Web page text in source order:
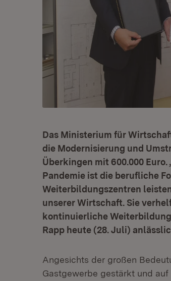
Das Ministerium für
die Modernisierung und
Überkingen mit 600.000
Pandemie ist die berufliche
Weiterbildungszentren
unserer Wirtschaft. Sie
kontinuierliche
Rapp heute (28. Juli)
Angesichts der großen
Gastgewerbe gestärkt und